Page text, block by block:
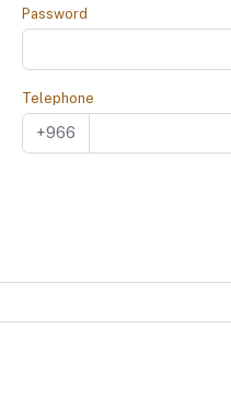
Password
Telephone
+966